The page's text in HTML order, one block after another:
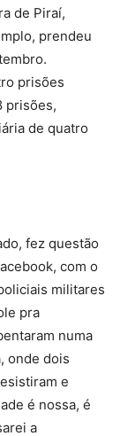
de Piraí,
prendeu
prisões
prisões,
de quatro
fez questão
com o
militares
pra
numa
onde dois
e
é nossa, é
a